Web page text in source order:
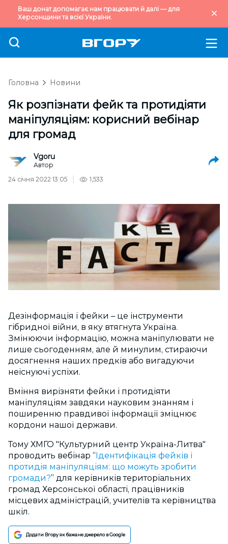
Ваш донат допомагає нам працювати й далі — для
Херсонщини та всієї України.
Головна Новини
Як розпізнати фейк та протидіяти
маніпуляціям: корисний вебінар
для громад
Vgoru
Автор
24 січня 2022 13:05
1,533
Дезінформація і фейки – це інструменти
гібридної війни, в яку втягнута Україна.
Змінюючи інформацію, можна маніпулювати не
лише сьогоденням, але й минулим, стираючи
досягнення наших предків або вигадуючи
неіснуючі успіхи.
Вміння вирізняти фейки і протидіяти
маніпуляціям завдяки науковим знанням і
поширенню правдивої інформації зміцнює
кордони нашої держави.
Тому ХМГО "Культурний центр Україна-Литва"
проводить вебінар “ Ідентифікація фейків і
протидія маніпуляціям: що можуть зробити
громади?” для керівників територіальних
громад Херсонської області, працівників
місцевих адміністрацій, учителів та керівництва
шкіл.
Додати Вгору як бажане джерело в Google